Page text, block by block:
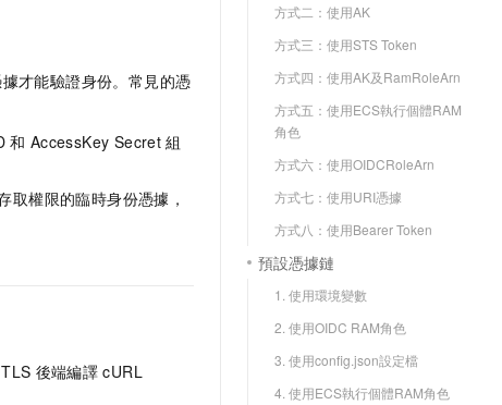
才能驗證身份。常見的憑
和 AccessKey Secret 組
取權限的臨時身份憑據，
TLS 後端編譯 cURL
方式二：使用AK
方式三：使用STS Token
方式四：使用AK及RamRoleArn
方式五：使用ECS執行個體RAM
角色
方式六：使用OIDCRoleArn
方式七：使用URI憑據
方式八：使用Bearer Token
預設憑據鏈
1. 使用環境變數
2. 使用OIDC RAM角色
3. 使用config.json設定檔
4. 使用ECS執行個體RAM角色